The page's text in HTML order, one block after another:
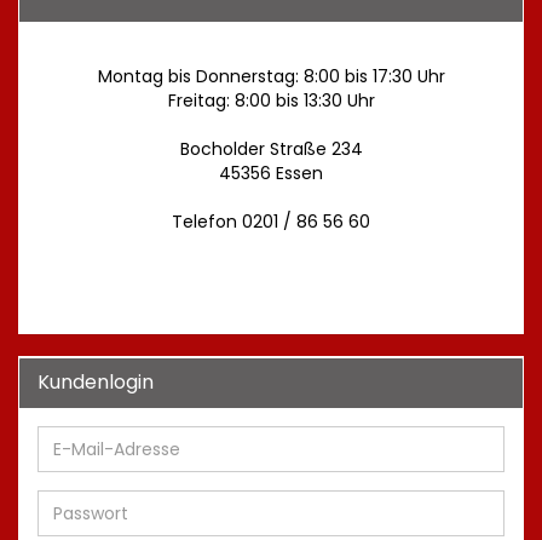
Montag bis Donnerstag: 8:00 bis 17:30 Uhr
Freitag: 8:00 bis 13:30 Uhr
Bocholder Straße 234
45356 Essen
Telefon 0201 / 86 56 60
Kundenlogin
E-
Mail-
Adresse
Passwort